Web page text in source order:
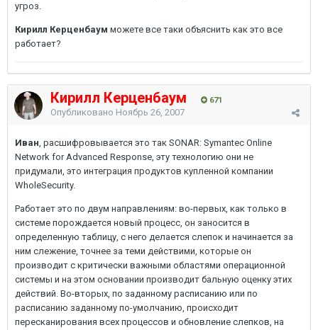
угроз.
Кирилл Керценбаум можете все таки объяснить как это все
работает?
Кирилл Керценбаум 671
Опубликовано Ноябрь 26, 2007
Иван, расшифровывается это так SONAR: Symantec Online
Network for Advanced Response, эту технологию они не
придумали, это интеграция продуктов купленной компании
WholeSecurity.
Работает это по двум направлениям: во-первых, как только в
системе порождается новый процесс, он заносится в
определенную таблицу, с него делается слепок и начинается за
ним слежение, точнее за теми действими, которые он
производит с критически важными областями операционной
системы и на этом основании производит бальную оценку этих
действий. Во-вторых, по заданному расписанию или по
расписанию заданному по-умолчанию, происходит
пересканирования всех процессов и обновление слепков, на